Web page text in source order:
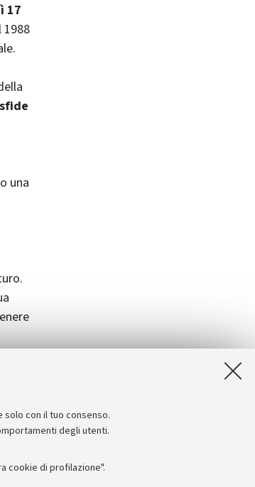
con il tuo consenso.
degli utenti.
cookie di profilazione".
17
una